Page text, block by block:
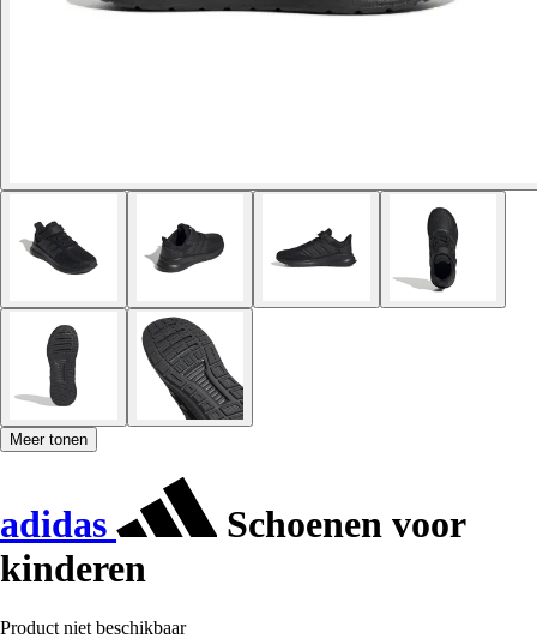
Meer tonen
adidas
Schoenen voor
kinderen
Product niet beschikbaar